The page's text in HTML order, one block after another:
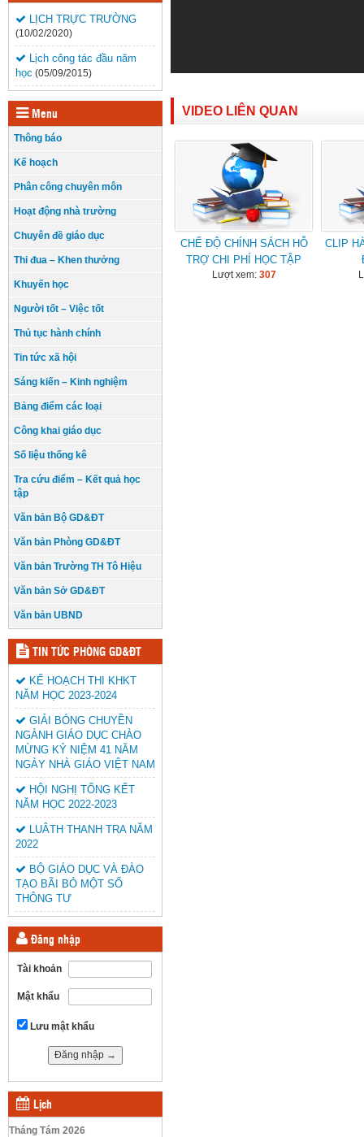
LỊCH TRỰC TRƯỜNG
(10/02/2020)
Lịch công tác đầu năm
học (05/09/2015)
Menu
Thông báo
Kế hoạch
Phân công chuyên môn
Hoạt động nhà trường
Chuyên đề giáo dục
Thi đua – Khen thưởng
Khuyến học
Người tốt – Việc tốt
Thủ tục hành chính
Tin tức xã hội
Sáng kiến – Kinh nghiệm
Bảng điểm các loại
Công khai giáo dục
Số liệu thống kê
Tra cứu điểm – Kết quả học
tập
Văn bản Bộ GD&ĐT
Văn bản Phòng GD&ĐT
Văn bản Trường TH Tô Hiệu
Văn bản Sở GD&ĐT
Văn bản UBND
TIN TỨC PHÒNG GD&ĐT
KẾ HOẠCH THI KHKT
NĂM HỌC 2023-2024
GIẢI BÓNG CHUYỀN
NGÀNH GIÁO DỤC CHÀO
MỪNG KỶ NIỆM 41 NĂM
NGÀY NHÀ GIÁO VIỆT NAM
HỘI NGHỊ TỔNG KẾT
NĂM HỌC 2022-2023
LUÂTH THANH TRA NĂM
2022
BỘ GIÁO DỤC VÀ ĐÀO
TẠO BÃI BỎ MỘT SỐ
THÔNG TƯ
Đăng nhập
Tài khoản
Mật khẩu
Lưu mật khẩu
Lịch
Tháng Tám 2026
VIDEO LIÊN QUAN
CHẾ ĐỘ CHÍNH SÁCH HỖ
TRỢ CHI PHÍ HỌC TẬP
CHO HỌC SINH
Lượt xem: 307
CLIP